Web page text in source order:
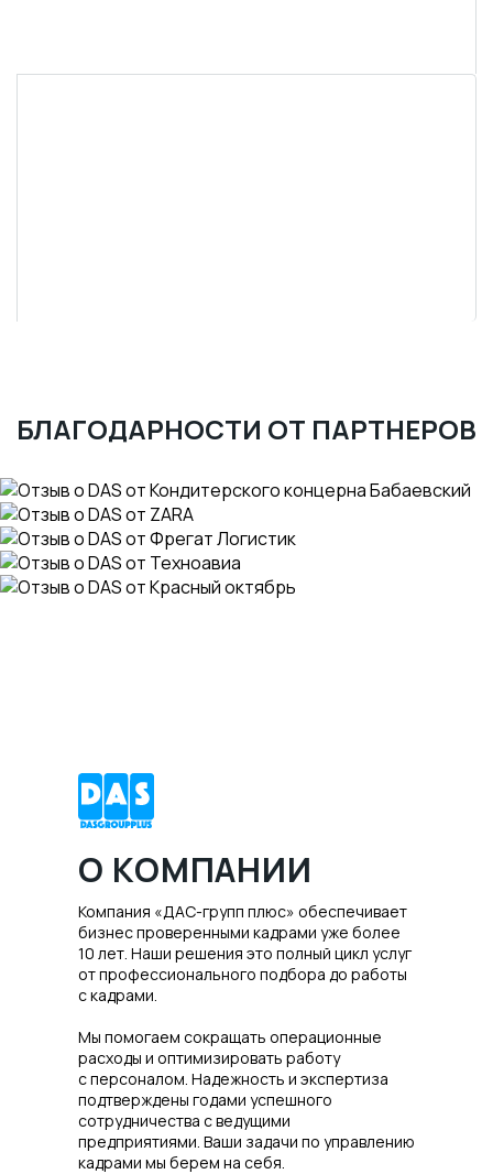
БЛАГОДАРНОСТИ ОТ ПАРТНЕРОВ
О КОМПАНИИ
Компания «ДАС-групп плюс» обеспечивает
бизнес проверенными кадрами уже более
10 лет. Наши решения это полный цикл услуг
от профессионального подбора до работы
с кадрами.
Мы помогаем сокращать операционные
расходы и оптимизировать работу
с персоналом. Надежность и экспертиза
подтверждены годами успешного
сотрудничества с ведущими
предприятиями. Ваши задачи по управлению
кадрами мы берем на себя.